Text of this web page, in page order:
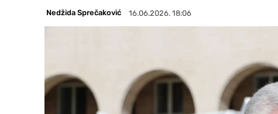
Nedžida Sprečaković 16.06.2026. 18:06